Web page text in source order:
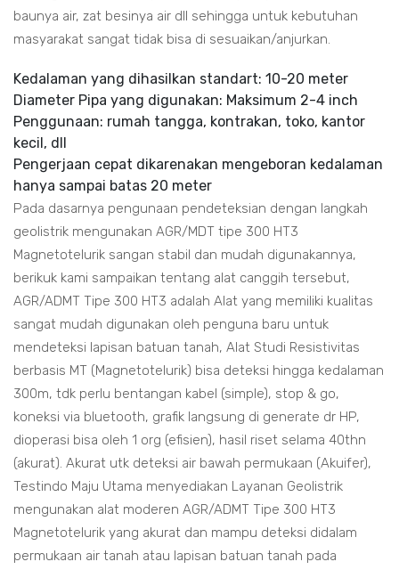
baunya air, zat besinya air dll sehingga untuk kebutuhan
masyarakat sangat tidak bisa di sesuaikan/anjurkan.
Kedalaman yang dihasilkan standart: 10-20 meter
Diameter Pipa yang digunakan: Maksimum 2-4 inch
Penggunaan: rumah tangga, kontrakan, toko, kantor
kecil, dll
Pengerjaan cepat dikarenakan mengeboran kedalaman
hanya sampai batas 20 meter
Pada dasarnya pengunaan pendeteksian dengan langkah
geolistrik mengunakan AGR/MDT tipe 300 HT3
Magnetotelurik sangan stabil dan mudah digunakannya,
berikuk kami sampaikan tentang alat canggih tersebut,
AGR/ADMT Tipe 300 HT3 adalah Alat yang memiliki kualitas
sangat mudah digunakan oleh penguna baru untuk
mendeteksi lapisan batuan tanah, Alat Studi Resistivitas
berbasis MT (Magnetotelurik) bisa deteksi hingga kedalaman
300m, tdk perlu bentangan kabel (simple), stop & go,
koneksi via bluetooth, grafik langsung di generate dr HP,
dioperasi bisa oleh 1 org (efisien), hasil riset selama 40thn
(akurat). Akurat utk deteksi air bawah permukaan (Akuifer),
Testindo Maju Utama menyediakan Layanan Geolistrik
mengunakan alat moderen AGR/ADMT Tipe 300 HT3
Magnetotelurik yang akurat dan mampu deteksi didalam
permukaan air tanah atau lapisan batuan tanah pada